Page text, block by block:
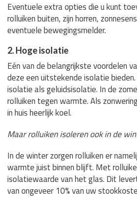
Eventuele extra opties die u kunt
rolluiken buiten, zijn horren,
eventuele bewegingsmelder.
2. Hoge isolatie
Eén van de belangrijkste voordelen
deze een uitstekende isolatie
isolatie als geluidsisolatie. In de
rolluiken tegen warmte. Als
in huis heerlijk koel.
Maar rolluiken isoleren ook in de
In de winter zorgen rolluiken er
warmte juist binnen blijft. Met
isolatiewaarde van het glas. Dit
van ongeveer 10% van uw